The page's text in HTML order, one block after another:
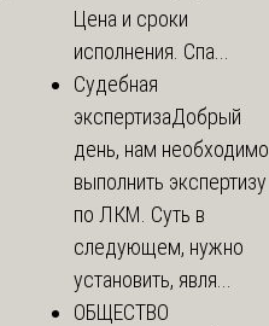
Цена и сроки
исполнения. Спа...
Судебная
экспертизаДобрый
день, нам необходимо
выполнить экспертизу
по ЛКМ. Суть в
следующем, нужно
установить, явля...
ОБЩЕСТВО